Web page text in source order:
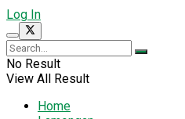
Log In
No Result
View All Result
Home